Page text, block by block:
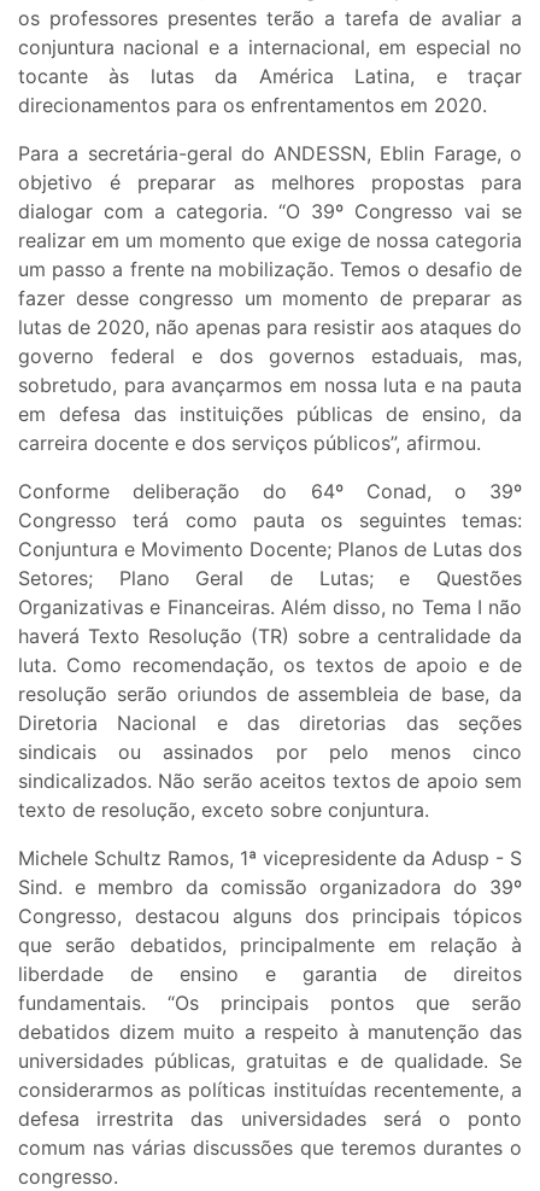
os professores presentes terão a tarefa de avaliar a
conjuntura nacional e a internacional, em especial no
tocante às lutas da América Latina, e traçar
direcionamentos para os enfrentamentos em 2020.
Para a secretária-geral do ANDESSN, Eblin Farage, o
objetivo é preparar as melhores propostas para
dialogar com a categoria. “O 39º Congresso vai se
realizar em um momento que exige de nossa categoria
um passo a frente na mobilização. Temos o desafio de
fazer desse congresso um momento de preparar as
lutas de 2020, não apenas para resistir aos ataques do
governo federal e dos governos estaduais, mas,
sobretudo, para avançarmos em nossa luta e na pauta
em defesa das instituições públicas de ensino, da
carreira docente e dos serviços públicos”, afirmou.
Conforme deliberação do 64º Conad, o 39º
Congresso terá como pauta os seguintes temas:
Conjuntura e Movimento Docente; Planos de Lutas dos
Setores; Plano Geral de Lutas; e Questões
Organizativas e Financeiras. Além disso, no Tema I não
haverá Texto Resolução (TR) sobre a centralidade da
luta. Como recomendação, os textos de apoio e de
resolução serão oriundos de assembleia de base, da
Diretoria Nacional e das diretorias das seções
sindicais ou assinados por pelo menos cinco
sindicalizados. Não serão aceitos textos de apoio sem
texto de resolução, exceto sobre conjuntura.
Michele Schultz Ramos, 1ª vicepresidente da Adusp - S
Sind. e membro da comissão organizadora do 39º
Congresso, destacou alguns dos principais tópicos
que serão debatidos, principalmente em relação à
liberdade de ensino e garantia de direitos
fundamentais. “Os principais pontos que serão
debatidos dizem muito a respeito à manutenção das
universidades públicas, gratuitas e de qualidade. Se
considerarmos as políticas instituídas recentemente, a
defesa irrestrita das universidades será o ponto
comum nas várias discussões que teremos durantes o
congresso.